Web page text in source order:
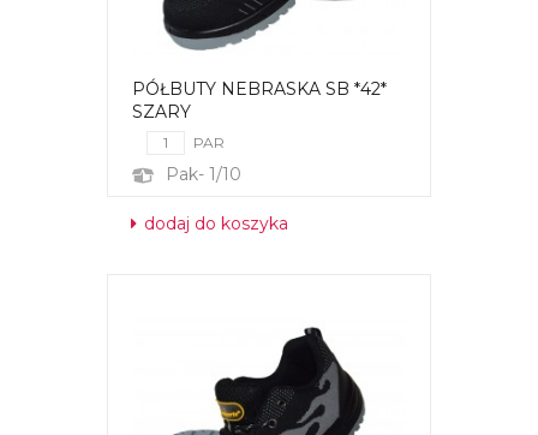
PÓŁBUTY NEBRASKA SB *42*
SZARY
PAR
Pak- 1/10
dodaj do koszyka